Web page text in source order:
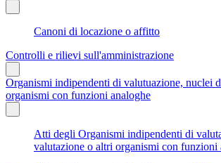
Canoni di locazione o affitto
Controlli e rilievi sull'amministrazione
Organismi indipendenti di valutuazione, nuclei
organismi con funzioni analoghe
Atti degli Organismi indipendenti di
valutazione o altri organismi con funzioni